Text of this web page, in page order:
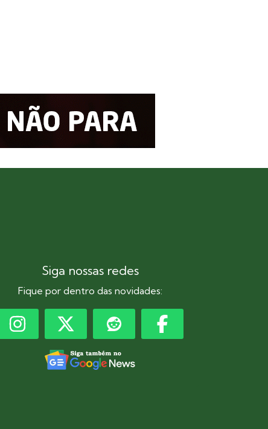
Siga nossas redes
Fique por dentro das novidades: